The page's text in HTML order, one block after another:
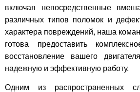
включая непосредственные
различных типов поломок и
характера повреждений, наша
готова предоставить
восстановление вашего
надежную и эффективную работу.
Одним из распространенных